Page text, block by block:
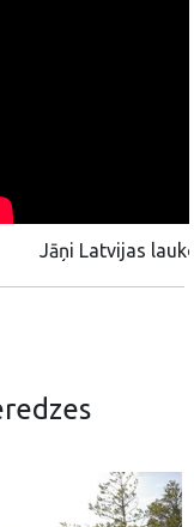
Jāņi Latvijas